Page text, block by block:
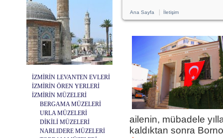
İZMİRİN LEVANTEN EVLERİ
İZMİRİN ÖREN YERLERİ
İZMİRİN MÜZELERİ
BERGAMA MÜZELERİ
URLA MÜZELERİ
DİKİLİ MÜZELERİ
NARLIDERE MÜZELERİ
Ana Sayfa| İletişim
ailenin, mübadele
kaldıktan sonra